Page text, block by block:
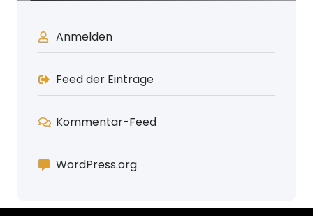
Anmelden
Feed der Einträge
Kommentar-Feed
WordPress.org